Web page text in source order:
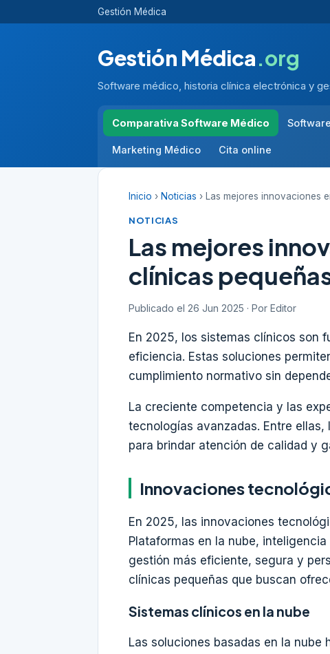
Gestión Médica
Gestión Médica.org
Software médico, historia clínica electrónica y
Comparativa Software Médico
Marketing Médico Cita online
Inicio › Noticias › Las mejores innovaciones
NOTICIAS
Las mejores
clínicas
Publicado el 26 Jun 2025 · Por Editor
En 2025, los sistemas clínicos son
eficiencia. Estas soluciones
cumplimiento normativo sin
La creciente competencia y las
tecnologías avanzadas. Entre
para brindar atención de calidad y
Innovaciones
En 2025, las innovaciones
Plataformas en la nube,
gestión más eficiente, segura y
clínicas pequeñas que buscan
Sistemas clínicos en la nube
Las soluciones basadas en la